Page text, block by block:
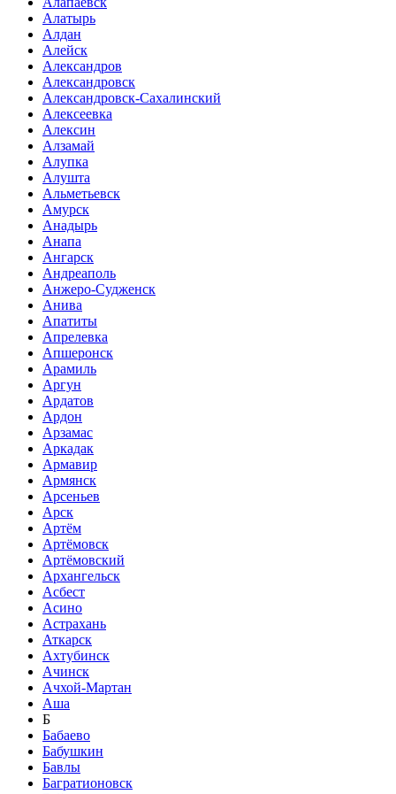
Алатырь
Алдан
Алейск
Александров
Александровск
Александровск-Сахалинский
Алексеевка
Алексин
Алзамай
Алупка
Алушта
Альметьевск
Амурск
Анадырь
Анапа
Ангарск
Андреаполь
Анжеро-Судженск
Анива
Апатиты
Апрелевка
Апшеронск
Арамиль
Аргун
Ардатов
Ардон
Арзамас
Аркадак
Армавир
Армянск
Арсеньев
Арск
Артём
Артёмовск
Артёмовский
Архангельск
Асбест
Асино
Астрахань
Аткарск
Ахтубинск
Ачинск
Ачхой-Мартан
Аша
Б
Бабаево
Бабушкин
Бавлы
Багратионовск